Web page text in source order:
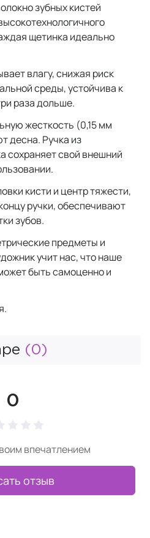
зубных кистей
щетинка идеально
влагу, снижая риск
среды, устойчива к
раза дольше.
жесткость (0,15 мм
десна. Ручка из
сохраняет свой внешний
кисти и центр тяжести,
ручки, обеспечивают
зубов.
предметы и
учит нас, что наше
быть самоценно и
(0)
0
впечатлением
отзыв